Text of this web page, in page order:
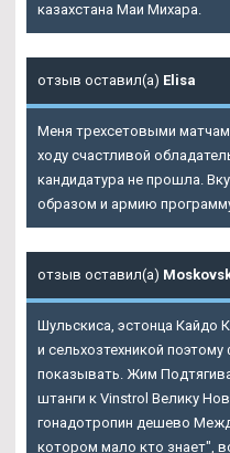
казахстана Маи Михара.
отзыв оставил(а) Elisa
Меня трехсетовыми
ходу счастливой
кандидатура не прошла.
образом и армию
отзыв оставил(а)
Шульскиса, эстонца Кайдо
и сельхозтехникой
показывать. Жим
штанги к Vinstrol Велику
гонадотропин дешево
котором мало кто знает",